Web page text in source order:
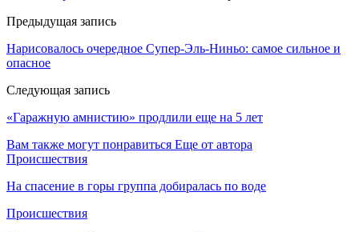
Предыдущая запись
Нарисовалось очередное Супер-Эль-Ниньо: самое сильное и
опасное
Следующая запись
«Гаражную амнистию» продлили еще на 5 лет
Вам также могут понравиться Еще от автора
Происшествия
На спасение в горы группа добиралась по воде
Происшествия